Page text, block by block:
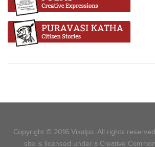
Copyright © 2016 Vikalpa. All rights
site is licensed under a Creative